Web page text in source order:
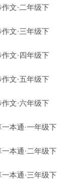
文·二年级下
文·三年级下
文·四年级下
文·五年级下
文·六年级下
通·一年级下
通·二年级下
通·三年级下